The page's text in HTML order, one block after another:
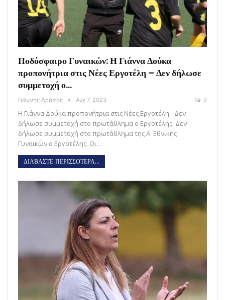
Ποδόσφαιρο Γυναικών: Η Γιάννα Δούκα
προπονήτρια στις Νέες Εργοτέλη – Δεν δήλωσε
συμμετοχή ο…
Γιάννης Δρόσος Αυγ 7, 2023 0
Η Γιάννα Δούκα προπονήτρια στις Νέες Εργοτέλη - Δεν
δήλωσε συμμετοχή στο πρωτάθλημα ο Εργοτέλης. Δεν
δήλωσε συμμετοχή στο πρωτάθλημα της Α' Εθνικής
Γυναικών ο Εργοτέλης. Οι…
ΔΙΑΒΑΣΤΕ ΠΕΡΙΣΣΟΤΕΡΑ...